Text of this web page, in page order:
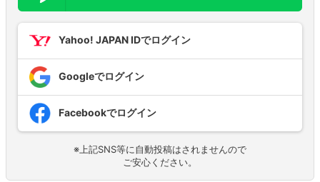
Yahoo! JAPAN IDでログイン
Googleでログイン
Facebookでログイン
※上記SNS等に自動投稿はされませんので
ご安心ください。